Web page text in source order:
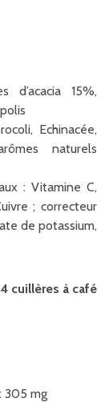
d’acacia 15%,
Echinacée,
naturels
: Vitamine C,
; correcteur
de potassium,
cuillères à café
: 305 mg